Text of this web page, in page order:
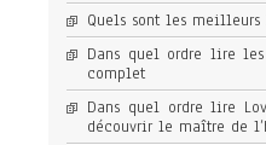
Quels sont les meilleurs
Dans quel ordre lire les
complet
Dans quel ordre lire
découvrir le maître de